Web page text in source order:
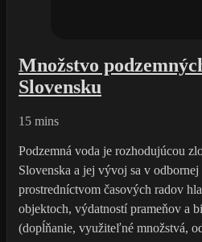
Množstvo
Slovensku
15 mins
Podzemná voda je rozhodujúcou
Slovenska a jej vývoj sa v
prostredníctvom časových radov
objektoch, výdatností prameňov a
(dopĺňanie, využiteľné množstvá,